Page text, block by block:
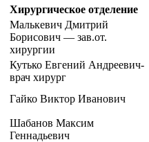
Хирургическое отделение
Малькевич Дмитрий
Борисович — зав.от.
хирургии
Кутько Евгений Андреевич-
врач хирург
Гайко Виктор Иванович
Шабанов Максим
Геннадьевич